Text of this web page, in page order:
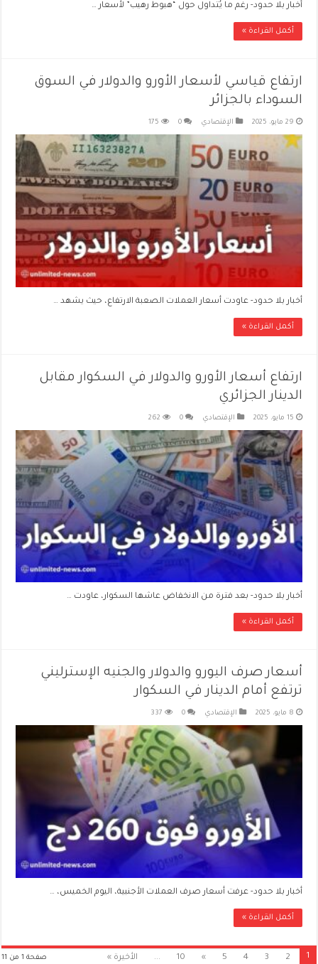
أخبار بلا حدود- رغم ما يُتداول حول “هبوط رهيب” لأسعار …
أكمل القراءة »
ارتفاع قياسي لأسعار الأورو والدولار في السوق
السوداء بالجزائر
29 مايو، 2025 الإقتصادي 0
175
أخبار بلا حدود- عاودت أسعار العملات الصعبة الارتفاع، حيث يشهد …
أكمل القراءة »
ارتفاع أسعار الأورو والدولار في السكوار مقابل
الدينار الجزائري
15 مايو، 2025 الإقتصادي 0
262
أخبار بلا حدود- بعد فترة من الانخفاض عاشها السكوار، عاودت …
أكمل القراءة »
أسعار صرف اليورو والدولار والجنيه الإسترليني
ترتفع أمام الدينار في السكوار
8 مايو، 2025 الإقتصادي 0
337
أخبار بلا حدود- عرفت أسعار صرف العملات الأجنبية، اليوم الخميس، …
أكمل القراءة »
صفحة 1 من 11 1
2
3
4
5
»
10
... الأخيرة »